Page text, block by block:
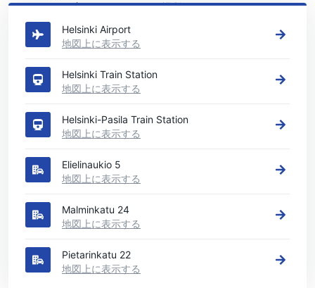
ヘルシンキの主要なレンタカーの場所をご覧ください
Helsinki Airport
地図上に表示する
Helsinki Train Station
地図上に表示する
Helsinki-Pasila Train Station
地図上に表示する
Elielinaukio 5
地図上に表示する
Malminkatu 24
地図上に表示する
Pietarinkatu 22
地図上に表示する